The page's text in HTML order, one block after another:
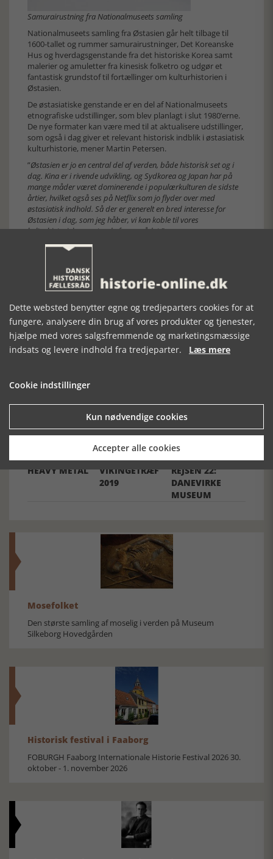
Samurairustning fra Nationalmuseets samling
Nationalmuseets samling fra Østasien går helt tilbage til
1600-tallet og rummer samurairustninger, Det Koreanske
Hus og hverdagsgenstande fra det historiske Korea samt
malerier og amuletter fra kinesisk folketro og udgør et
fantastisk grundstof til fortællinger om kulturhistorien i
Østasien.
De østasiatiske genstande er en del af Nationalmuseets
etnografiske udstillinger, som blev planlagt i slut 1980’erne.
De nye formater kan være med til at aktualisere udstillinger,
som også i dag giver et relevant historisk indblik i østasiatisk
kulturhistorie, mener Martin Petersen.
”Østasien er jo en central del af verden, både historisk set og i
dag. Kina er i rivende udvikling, og Sydkorea og Japan har på
mange måder været dominerende i populærkulturen de sidste
årtier, hvilket også ses på Netflix som jo flyder over med
østasiatisk indhold. Så der er generelt en bred interesse for
Østasien i dag, som jeg håber, vi kan koble til vores
kulturhistoriske genstande fra området.”
[Historie-online.dk, den 30. maj 2023]
Forrige artikel
SE RELATEREDE ARTIKLER
50 ÅR MED
HEAVY METAL
MOESGAARD
VIKINGETRÆF
2019
MUSEUM PÅ
REJSEN 22:
DANEVIRKE
MUSEUM
Mosefolket
Den største samling af moselig i verden på Museum
Silkeborg Hovedgården
Historisk festival i Faaborg
FOBURGH Faaborg Internationale Historie Festival 2026 30.
oktober - 1. november 2026
Dette websted benytter egne og tredjeparters cookies for at
fungere, analysere din brug af vores produkter og tjenester,
hjælpe med vores salgsfremmende og marketingsmæssige
indsats og levere indhold fra tredjeparter. Læs mere
Cookie indstillinger
Kun nødvendige cookies
Accepter alle cookies